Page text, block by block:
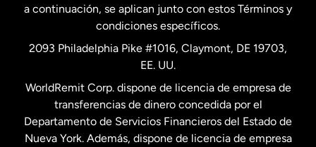
Países Bajos
Suecia
a continuación, se aplican junto con estos Términos y
condiciones específicos.
2093 Philadelphia Pike #1016, Claymont, DE 19703,
EE. UU.
WorldRemit Corp. dispone de licencia de empresa de
transferencias de dinero concedida por el
Departamento de Servicios Financieros del Estado de
Nueva York. Además, dispone de licencia de empresa